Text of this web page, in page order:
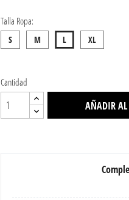
Talla Ropa:
S M L XL
Cantidad
AÑADIR AL